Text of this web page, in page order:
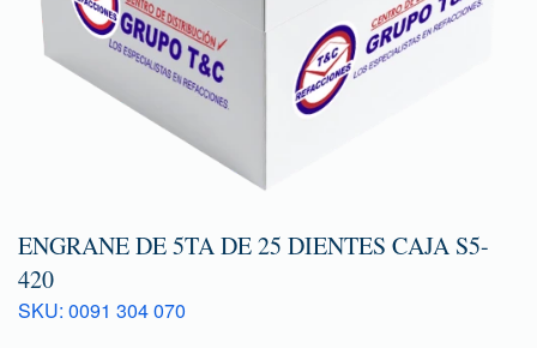
ENGRANE DE 5TA DE 25 DIENTES CAJA S5-
420
SKU: 0091 304 070